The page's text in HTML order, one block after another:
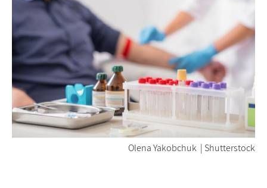
Olena Yakobchuk | Shutterstock